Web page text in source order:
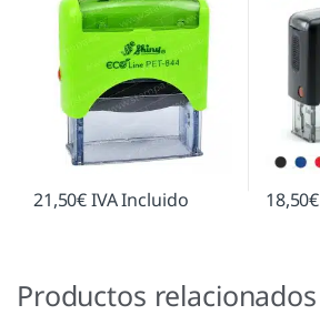
21,50€IVA Incluido 18,50€
Productos relacionados